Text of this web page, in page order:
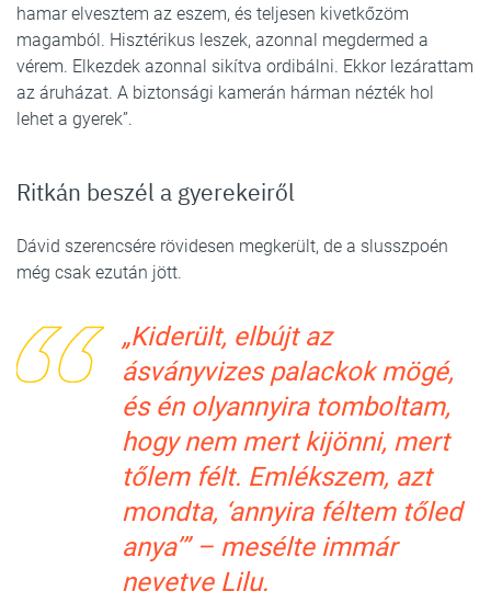
hamar elvesztem az eszem, és teljesen kivetkőzöm
magamból. Hisztérikus leszek, azonnal megdermed a
vérem. Elkezdek azonnal sikítva ordibálni. Ekkor lezárattam
az áruházat. A biztonsági kamerán hárman nézték hol
lehet a gyerek”.
Ritkán beszél a gyerekeiről
Dávid szerencsére rövidesen megkerült, de a slusszpoén
még csak ezután jött.
„Kiderült, elbújt az
ásványvizes palackok mögé,
és én olyannyira tomboltam,
hogy nem mert kijönni, mert
tőlem félt. Emlékszem, azt
mondta, ‘annyira féltem tőled
anya’” – mesélte immár
nevetve Lilu.